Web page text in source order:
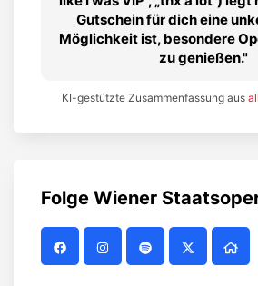
Gutschein für dich eine
Möglichkeit ist, besondere
zu genießen.
KI-gestützte Zusammenfassung aus
Folge Wiener